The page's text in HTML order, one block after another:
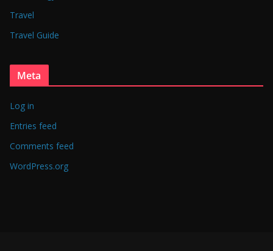
Travel
Travel Guide
Meta
Log in
Entries feed
Comments feed
WordPress.org